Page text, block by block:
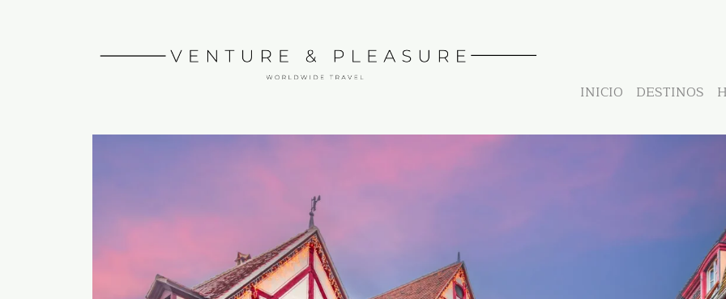
INICIO DESTINOS